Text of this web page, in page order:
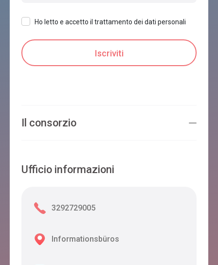
Ho letto e accetto il trattamento dei dati personali
Il consorzio
Ufficio informazioni
3292729005
Informationsbüros